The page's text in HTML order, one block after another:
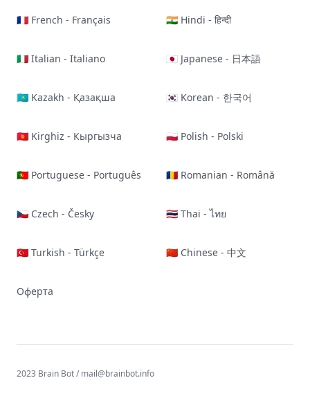
🇫🇷 French - Français 🇮🇳 Hindi - हिन्दी
🇮🇹 Italian - Italiano 🇯🇵 Japanese - 日本語
🇰🇿 Kazakh - Қазақша 🇰🇷 Korean - 한국어
🇰🇬 Kirghiz - Кыргызча 🇵🇱 Polish - Polski
🇵🇹 Portuguese - Português 🇷🇴 Romanian - Română
🇨🇿 Czech - Česky 🇹🇭 Thai - ไทย
🇹🇷 Turkish - Türkçe 🇨🇳 Chinese - 中文
Оферта
2023 Brain Bot /mail@brainbot.info